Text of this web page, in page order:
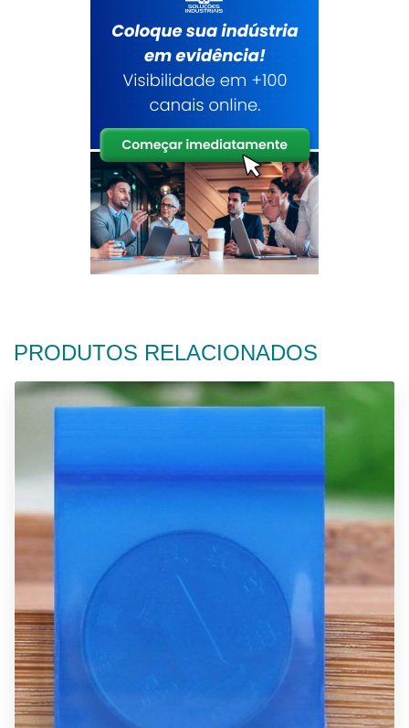
PRODUTOS RELACIONADOS